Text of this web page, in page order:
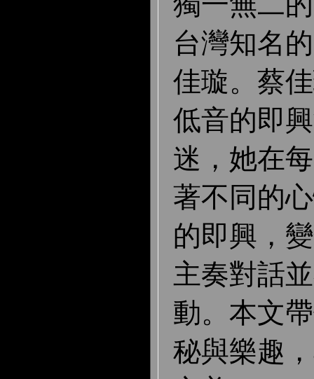
台灣知名
佳璇。蔡
低音的即
迷，她在
著不同的
的即興，
主奏對話
動。本文
秘與樂趣